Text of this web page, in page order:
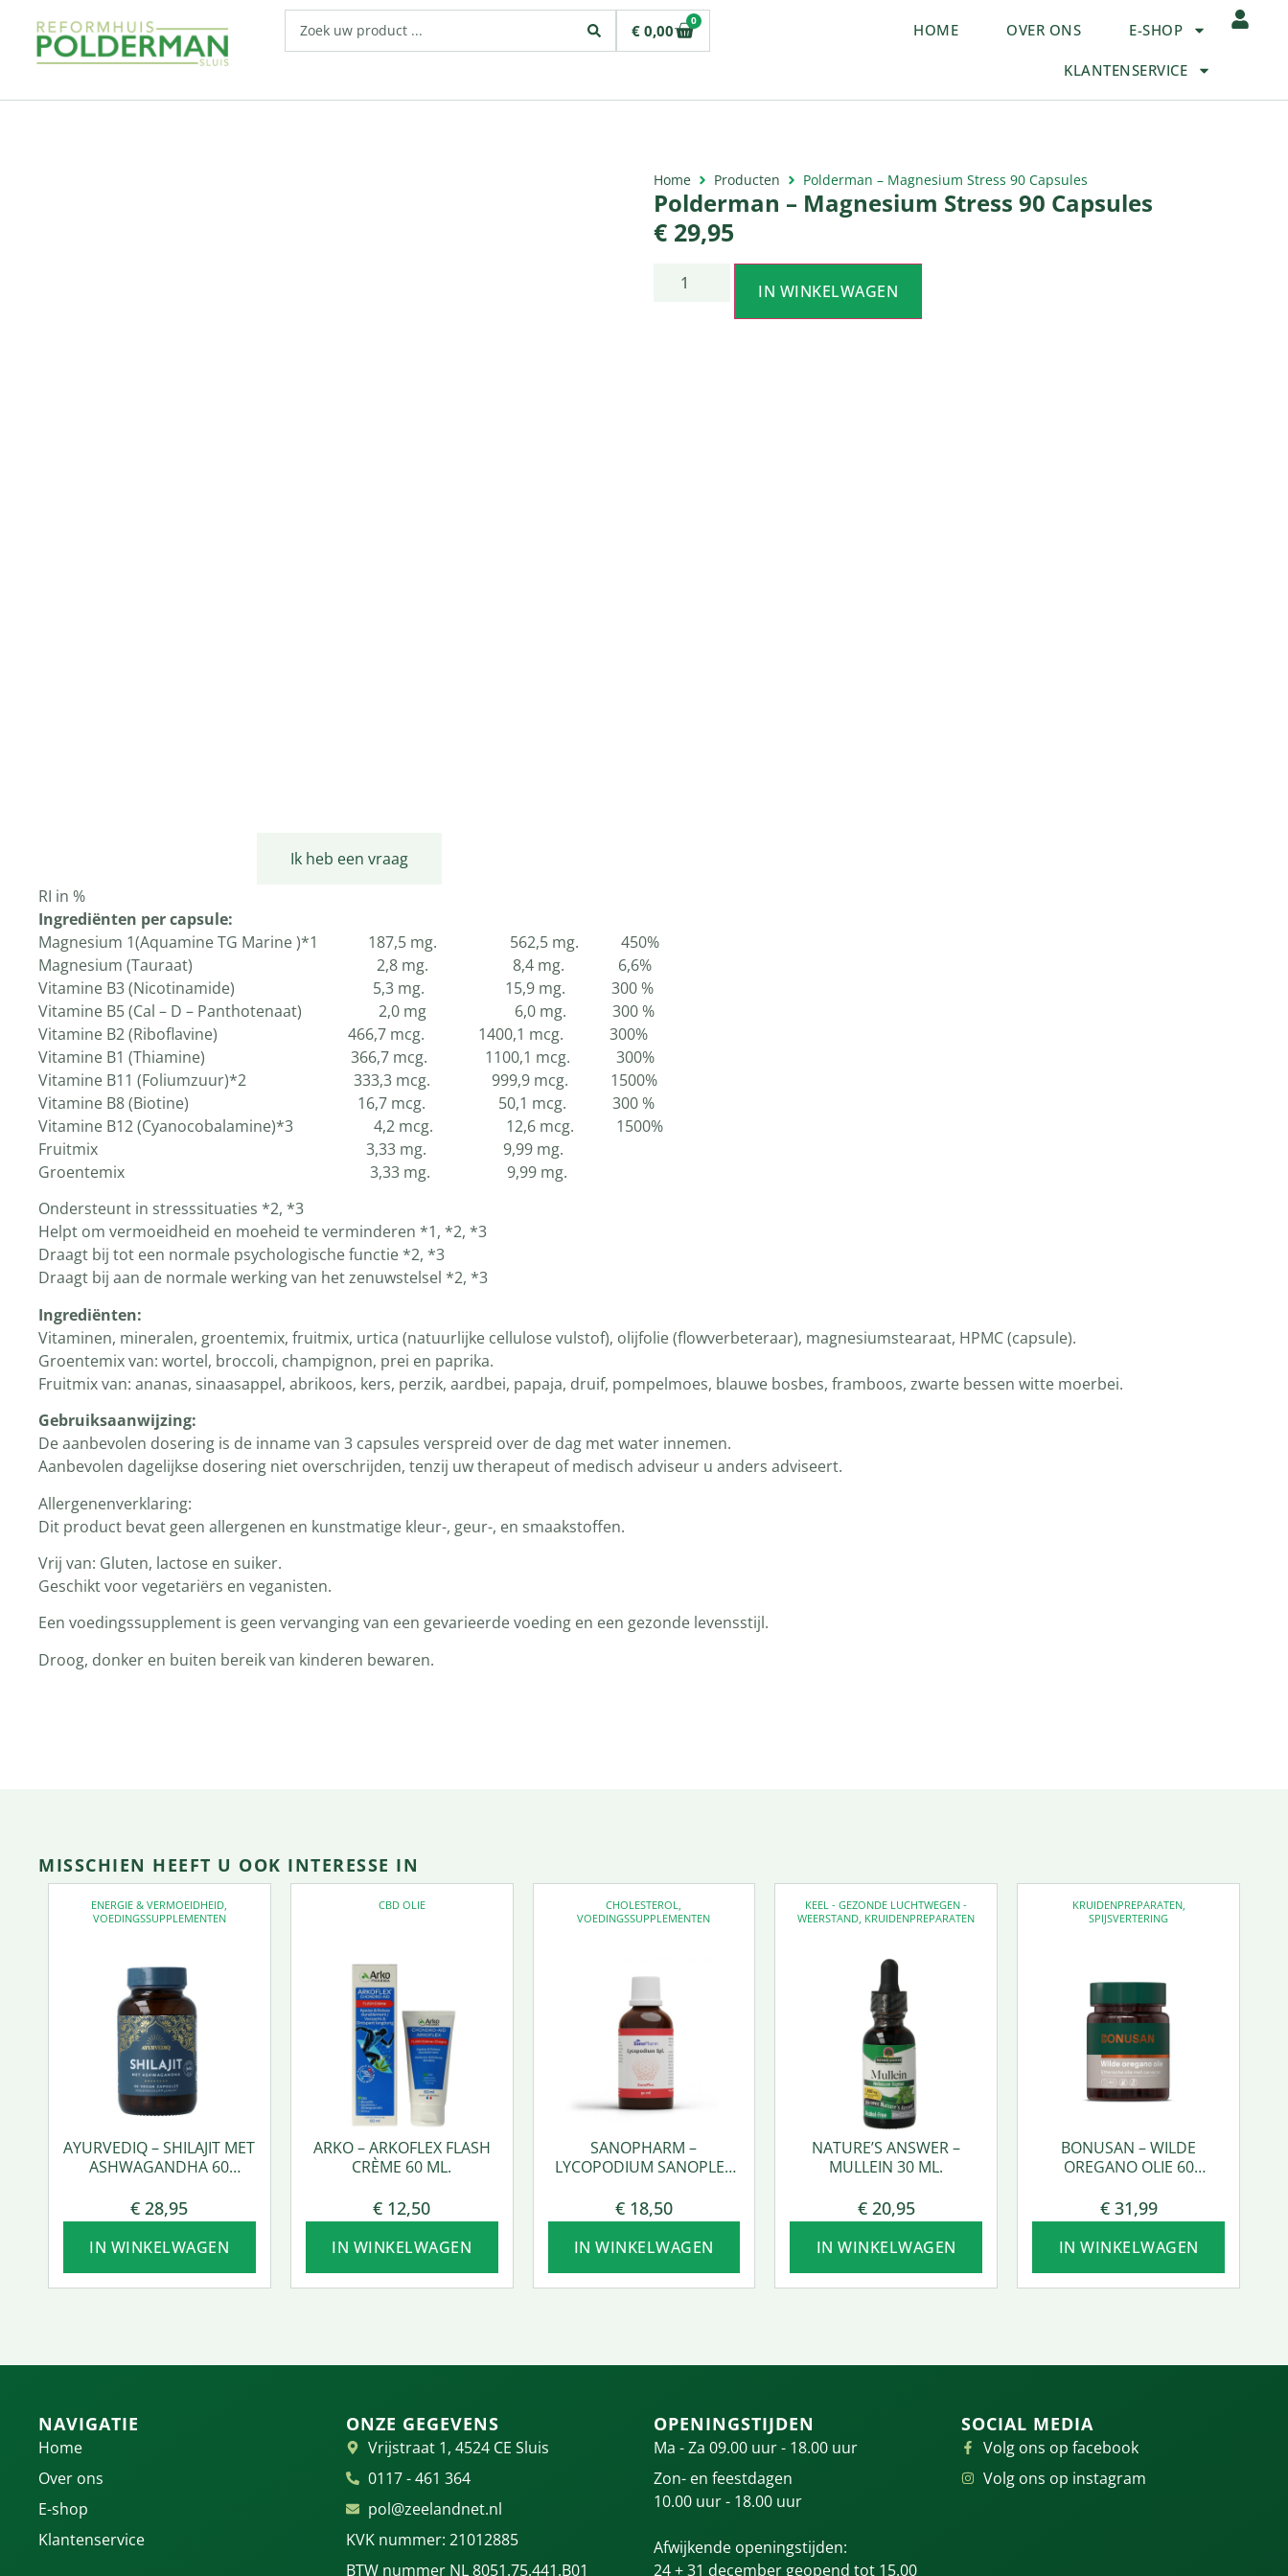
€ 0,00
0 HOME OVER ONS E-SHOP
KLANTENSERVICE
Home Producten Polderman – Magnesium Stress 90 Capsules
Polderman – Magnesium Stress 90 Capsules
€ 29,95
IN WINKELWAGEN
Ik heb een vraag
RI in %
Ingrediënten per capsule:
Magnesium 1(Aquamine TG Marine )*1 187,5 mg. 562,5 mg. 450%
Magnesium (Tauraat) 2,8 mg. 8,4 mg. 6,6%
Vitamine B3 (Nicotinamide) 5,3 mg. 15,9 mg. 300 %
Vitamine B5 (Cal – D – Panthotenaat) 2,0 mg 6,0 mg. 300 %
Vitamine B2 (Riboflavine) 466,7 mcg. 1400,1 mcg. 300%
Vitamine B1 (Thiamine) 366,7 mcg. 1100,1 mcg. 300%
Vitamine B11 (Foliumzuur)*2 333,3 mcg. 999,9 mcg. 1500%
Vitamine B8 (Biotine) 16,7 mcg. 50,1 mcg. 300 %
Vitamine B12 (Cyanocobalamine)*3 4,2 mcg. 12,6 mcg. 1500%
Fruitmix 3,33 mg. 9,99 mg.
Groentemix 3,33 mg. 9,99 mg.
Ondersteunt in stresssituaties *2, *3
Helpt om vermoeidheid en moeheid te verminderen *1, *2, *3
Draagt bij tot een normale psychologische functie *2, *3
Draagt bij aan de normale werking van het zenuwstelsel *2, *3
Ingrediënten:
Vitaminen, mineralen, groentemix, fruitmix, urtica (natuurlijke cellulose vulstof), olijfolie (flowverbeteraar), magnesiumstearaat, HPMC (capsule).
Groentemix van: wortel, broccoli, champignon, prei en paprika.
Fruitmix van: ananas, sinaasappel, abrikoos, kers, perzik, aardbei, papaja, druif, pompelmoes, blauwe bosbes, framboos, zwarte bessen witte moerbei.
Gebruiksaanwijzing:
De aanbevolen dosering is de inname van 3 capsules verspreid over de dag met water innemen.
Aanbevolen dagelijkse dosering niet overschrijden, tenzij uw therapeut of medisch adviseur u anders adviseert.
Allergenenverklaring:
Dit product bevat geen allergenen en kunstmatige kleur-, geur-, en smaakstoffen.
Vrij van: Gluten, lactose en suiker.
Geschikt voor vegetariërs en veganisten.
Een voedingssupplement is geen vervanging van een gevarieerde voeding en een gezonde levensstijl.
Droog, donker en buiten bereik van kinderen bewaren.
MISSCHIEN HEEFT U OOK INTERESSE IN
ENERGIE & VERMOEIDHEID
VOEDINGSSUPPLEMENTEN
AYURVEDIQ – SHILAJIT MET
ASHWAGANDHA 60
€ 28,95
IN WINKELWAGEN
CBD OLIE
ARKO – ARKOFLEX FLASH
CRÈME 60 ML.
€ 12,50
IN WINKELWAGEN
CHOLESTEROL
VOEDINGSSUPPLEMENTEN
SANOPHARM –
LYCOPODIUM SANOPLEX
€18,50
IN WINKELWAGEN
KEEL - GEZONDE LUCHTWEGEN -
WEERSTAND KRUIDENPREPARATEN
NATURE’S ANSWER –
MULLEIN 30 ML.
€20,95
IN WINKELWAGEN
KRUIDENPREPARATEN,
SPIJSVERTERING
BONUSAN – WILDE
OREGANO OLIE 60
€31,99
IN WINKELWAGEN
NAVIGATIE
Home
Over ons
E-shop
Klantenservice
ONZE GEGEVENS
Vrijstraat 1, 4524 CE Sluis
0117 - 461 364
pol@zeelandnet.nl
KVK nummer: 21012885
BTW nummer NL 8051.75.441.B01
OPENINGSTIJDEN
Ma - Za 09.00 uur - 18.00 uur
Zon- en feestdagen
10.00 uur - 18.00 uur
Afwijkende openingstijden:
24 + 31 december geopend tot 15.00
SOCIAL MEDIA
Volg ons op facebook
Volg ons op instagram